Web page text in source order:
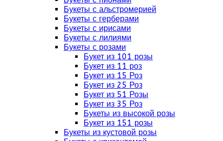
Букеты с альстромерией
Букеты с герберами
Букеты с ирисами
Букеты с лилиями
Букеты с розами
Букет из 101 розы
Букет из 11 роз
Букет из 15 Роз
Букет из 25 Роз
Букет из 51 Розы
Букет из 35 Роз
Букеты из высокой розы
Букет из 151 розы
Букеты из кустовой розы